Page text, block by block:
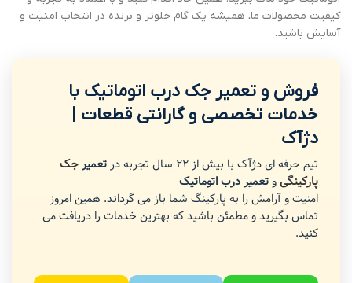
کیفیت محصولات ما، همیشه یک گام جلوتر و برنده در انتخاب امنیت و
آسایش باشید.
فروش و تعمیر جک درب اتوماتیک با
خدمات تخصصی و گارانتی قطعات |
دژآک
تیم حرفه ای دژآک با بیش از 22 سال تجربه در تعمیرجک
پارکینگیوتعمیر درب اتوماتیک
امنیت و آرامش را به پارکینگ شما باز می گرداند. همین امروز
تماس بگیرید و مطمئن باشید که بهترین خدمات را دریافت می
کنید.